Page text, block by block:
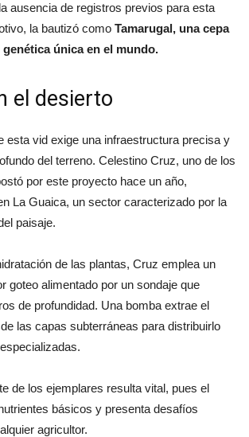
ausencia de registros previos para esta
la bautizó como Tamarugal, una cepa
única en el mundo.
el desierto
esta vid exige una infraestructura precisa y
del terreno. Celestino Cruz, uno de los
por este proyecto hace un año,
La Guaica, un sector caracterizado por la
paisaje.
de las plantas, Cruz emplea un
goteo alimentado por un sondaje que
de profundidad. Una bomba extrae el
las capas subterráneas para distribuirlo
de los ejemplares resulta vital, pues el
básicos y presenta desafíos
agricultor.